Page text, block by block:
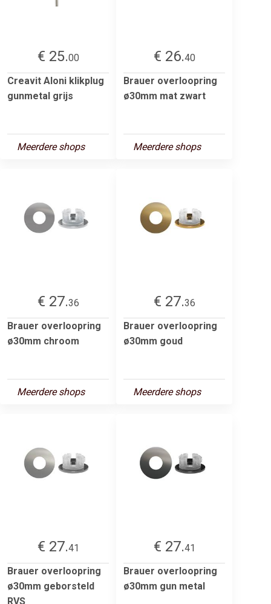
€ 25.00
Creavit Aloni klikplug
gunmetal grijs
Meerdere shops
€ 26.40
Brauer overloopring
ø30mm mat zwart
Meerdere shops
€ 27.36
Brauer overloopring
ø30mm chroom
Meerdere shops
€ 27.36
Brauer overloopring
ø30mm goud
Meerdere shops
€ 27.41
Brauer overloopring
ø30mm geborsteld
RVS
€ 27.41
Brauer overloopring
ø30mm gun metal